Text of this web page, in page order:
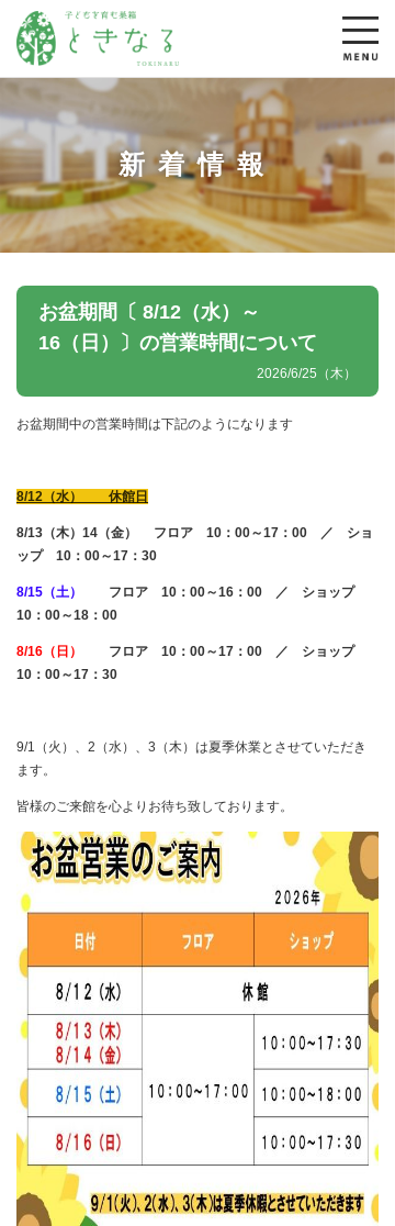
新着情報
お盆期間〔 8/12（水）～
16（日）〕の営業時間について
2026/6/25（木）
お盆期間中の営業時間は下記のようになります
8/12（水） 休館日
8/13（木）14（金） フロア 10：00～17：00 ／ ショ
ップ 10：00～17：30
8/15（土）
フロア 10：00～16：00 ／ ショップ
10：00～18：00
8/16（日）
フロア 10：00～17：00 ／ ショップ
10：00～17：30
9/1（火）、2（水）、3（木）は夏季休業とさせていただき
ます。
皆様のご来館を心よりお待ち致しております。